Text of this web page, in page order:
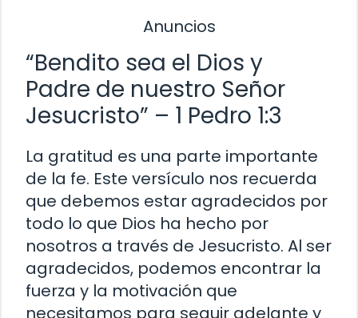
Anuncios
“Bendito sea el Dios y
Padre de nuestro Señor
Jesucristo” – 1 Pedro 1:3
La gratitud es una parte importante
de la fe. Este versículo nos recuerda
que debemos estar agradecidos por
todo lo que Dios ha hecho por
nosotros a través de Jesucristo. Al ser
agradecidos, podemos encontrar la
fuerza y la motivación que
necesitamos para seguir adelante y